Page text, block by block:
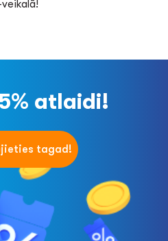
atlaidi!
tagad!